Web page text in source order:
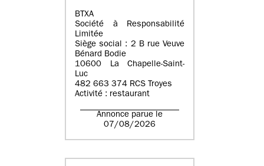
BTXA
Société à Responsabilité
Limitée
Siège social : 2 B rue Veuve
Bénard Bodie
10600 La Chapelle-Saint-
Luc
482 663 374 RCS Troyes
Activité : restaurant
Annonce parue le
07/08/2026